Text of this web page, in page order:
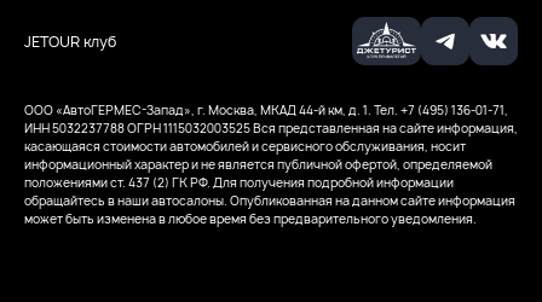
JETOUR клуб
ООО ‭«АвтоГЕРМЕС-Запад», г. Москва, МКАД 44-й км, д. 1. Тел. +7 (495) 136-01-71,
ИНН 5032237788ОГРН 1115032003525Вся представленная на сайте информация,
касающаяся стоимости автомобилей и сервисного обслуживания, носит
информационный характер и не является публичной офертой, определяемой
положениями ст. 437 (2) ГК РФ. Для получения подробной информации
обращайтесь в наши автосалоны. Опубликованная на данном сайте информация
может быть изменена в любое время без предварительного уведомления.